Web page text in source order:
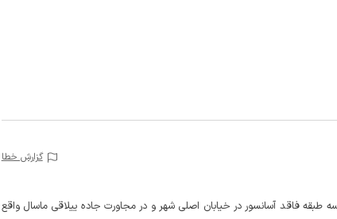
گزارش خطا
فاقد آسانسور در خیابان اصلی شهر و در مجاورت جاده ییلاقی ماسال واقع